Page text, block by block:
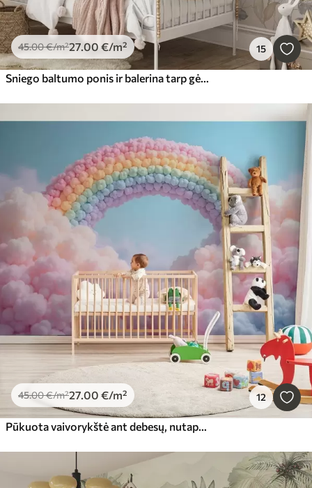
45.00€/m²27.00 €/m² 15
Sniego baltumo ponis ir balerina tarp gėlių ir debesų
45.00€/m²27.00 €/m² 12
Pūkuota vaivorykštė ant debesų, nutapyta